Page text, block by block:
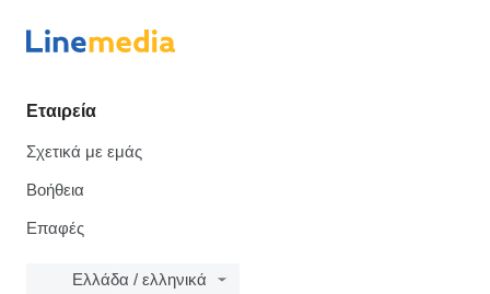
Εταιρεία
Σχετικά με εμάς
Βοήθεια
Επαφές
Ελλάδα / ελληνικά